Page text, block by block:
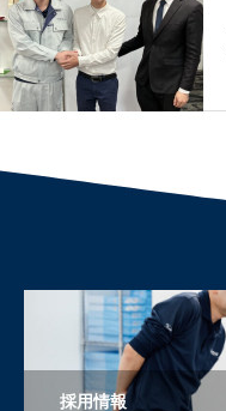
採用情報